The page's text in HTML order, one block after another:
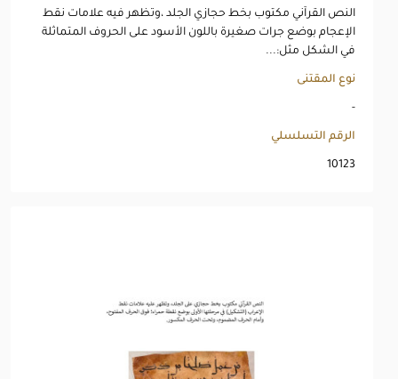
النص القرآني مكتوب بخط حجازي الجلد ،وتظهر فيه علامات نقط
الإعجام بوضع جرات صغيرة باللون الأسود على الحروف المتماثلة
في الشكل مثل:...
نوع المقتنى
-
الرقم التسلسلي
10123